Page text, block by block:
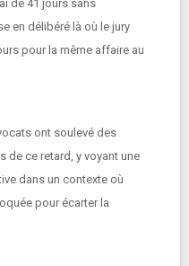
de 41 jours sans
en délibéré là où le jury
pour la même affaire au
ont soulevé des
de ce retard, y voyant une
dans un contexte où
pour écarter la